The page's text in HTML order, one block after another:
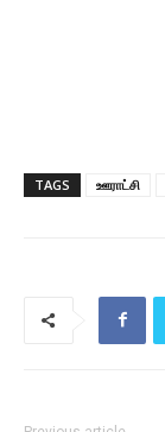
TAGS ஊராட்சி